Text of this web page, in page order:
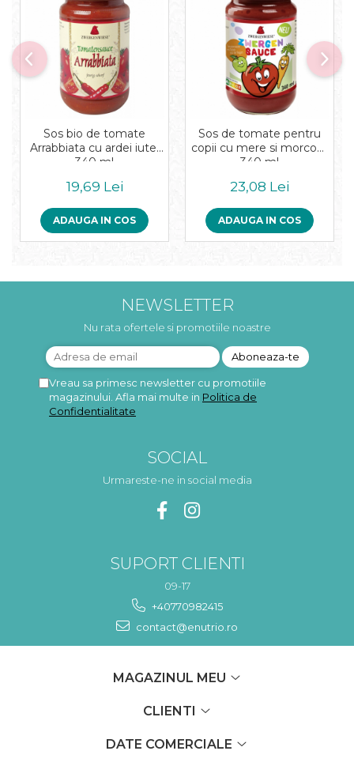
Sos bio de tomate
Arrabbiata cu ardei iute,
340 ml
19,69 Lei
ADAUGA IN COS
Sos de tomate pentru
copii cu mere si morcovi,
340 ml
23,08 Lei
ADAUGA IN COS
NEWSLETTER
Nu rata ofertele si promotiile noastre
Vreau sa primesc newsletter cu promotiile
magazinului. Afla mai multe in Politica de
Confidentialitate
SOCIAL
Urmareste-ne in social media
SUPORT CLIENTI
09-17
+40770982415
contact@enutrio.ro
MAGAZINUL MEU
CLIENTI
DATE COMERCIALE